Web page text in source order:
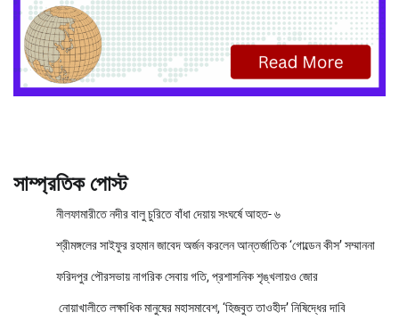
সাম্প্রতিক পোস্ট
নীলফামারীতে নদীর বালু চুরিতে বাঁধা দেয়ায় সংঘর্ষে আহত- ৬
শ্রীমঙ্গলের সাইফুর রহমান জাবেদ অর্জন করলেন আন্তর্জাতিক ‘গোল্ডেন কীস’ সম্মাননা
ফরিদপুর পৌরসভায় নাগরিক সেবায় গতি, প্রশাসনিক শৃঙ্খলায়ও জোর
নোয়াখালীতে লক্ষাধিক মানুষের মহাসমাবেশ, ‘হিজবুত তাওহীদ’ নিষিদ্ধের দাবি